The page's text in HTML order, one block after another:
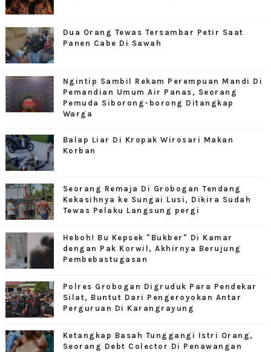
Dua Orang Tewas Tersambar Petir Saat
Panen Cabe Di Sawah
Ngintip Sambil Rekam Perempuan Mandi Di
Pemandian Umum Air Panas, Seorang
Pemuda Siborong-borong Ditangkap
Warga
Balap Liar Di Kropak Wirosari Makan
Korban
Seorang Remaja Di Grobogan Tendang
Kekasihnya ke Sungai Lusi, Dikira Sudah
Tewas Pelaku Langsung pergi
Heboh! Bu Kepsek "Bukber" Di Kamar
dengan Pak Korwil, Akhirnya Berujung
Pembebastugasan
Polres Grobogan Digruduk Para Pendekar
Silat, Buntut Dari Pengeroyokan Antar
Perguruan Di Karangrayung
Ketangkap Basah Tunggangi Istri Orang,
Seorang Debt Colector Di Penawangan